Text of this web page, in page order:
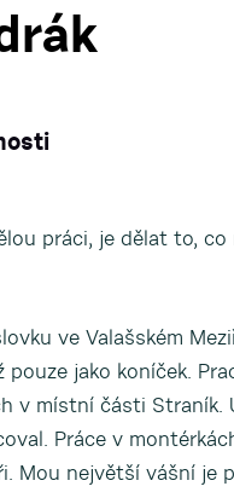
práci, je dělat to, co
ve Valašském
jako koníček.
v místní části Straník.
Práce v
Mou největší vášní je